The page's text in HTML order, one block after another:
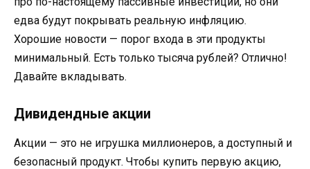
едва будут покрывать реальную инфляцию.
Хорошие новости — порог входа в эти продукты
минимальный. Есть только тысяча рублей? Отлично!
Давайте вкладывать.
Дивидендные акции
Акции — это не игрушка миллионеров, а доступный и
безопасный продукт. Чтобы купить первую акцию,